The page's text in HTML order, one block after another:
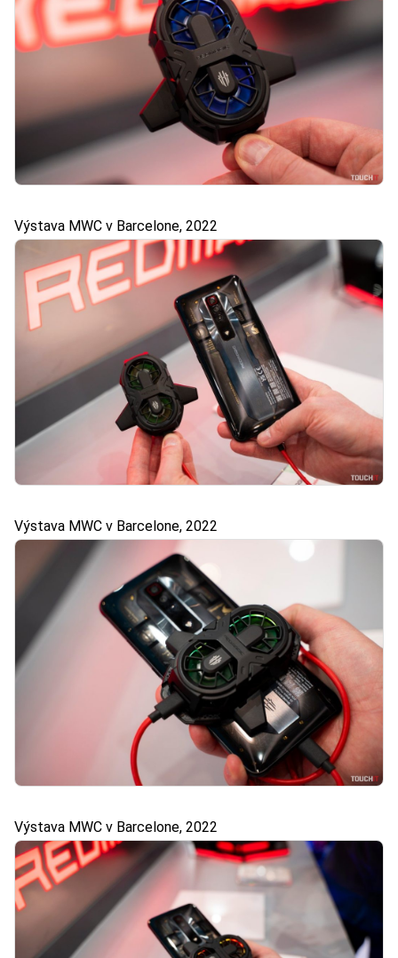
Výstava MWC v Barcelone, 2022
Výstava MWC v Barcelone, 2022
Výstava MWC v Barcelone, 2022